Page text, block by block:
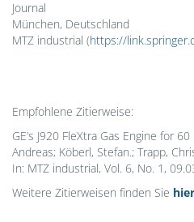
Journal
München, Deutschland
MTZ industrial (https://
Empfohlene Zitierweise:
GE’s J920 FleXtra Gas Engine for
Andreas; Köberl, Stefan.; Trapp,
In: MTZ industrial, Vol. 6, No. 1,
Weitere Zitierweisen finden Sie hier